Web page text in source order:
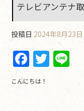
テレビアンテナ
投稿日 2024年8月23日
F
a
c
T
w
e
こんにちは！